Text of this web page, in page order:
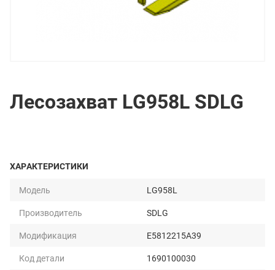
Лесозахват LG958L SDLG
ХАРАКТЕРИСТИКИ
Модель
LG958L
Производитель
SDLG
Модификация
E5812215A39
Код детали
1690100030